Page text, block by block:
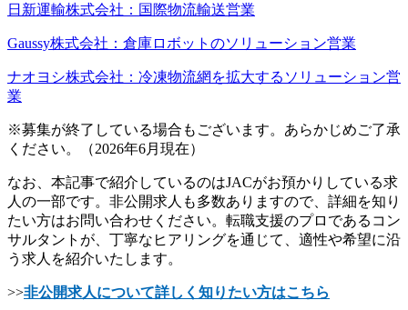
日新運輸株式会社：国際物流輸送営業
Gaussy株式会社：倉庫ロボットのソリューション営業
ナオヨシ株式会社：冷凍物流網を拡大するソリューション営
業
※募集が終了している場合もございます。あらかじめご了承
ください。（2026年6月現在）
なお、本記事で紹介しているのはJACがお預かりしている求
人の一部です。非公開求人も多数ありますので、詳細を知り
たい方はお問い合わせください。転職支援のプロであるコン
サルタントが、丁寧なヒアリングを通じて、適性や希望に沿
う求人を紹介いたします。
>>非公開求人について詳しく知りたい方はこちら